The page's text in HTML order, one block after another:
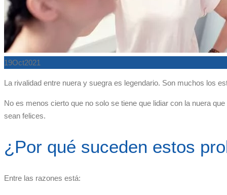
19Oct2021
La rivalidad entre nuera y suegra es legendario. Son muchos los
No es menos cierto que no solo se tiene que lidiar con la nuera
sean felices.
¿Por qué suceden estos
Entre las razones está: